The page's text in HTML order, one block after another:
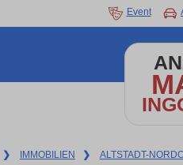
Event
❯ IMMOBILIEN ❯ ALTSTADT-